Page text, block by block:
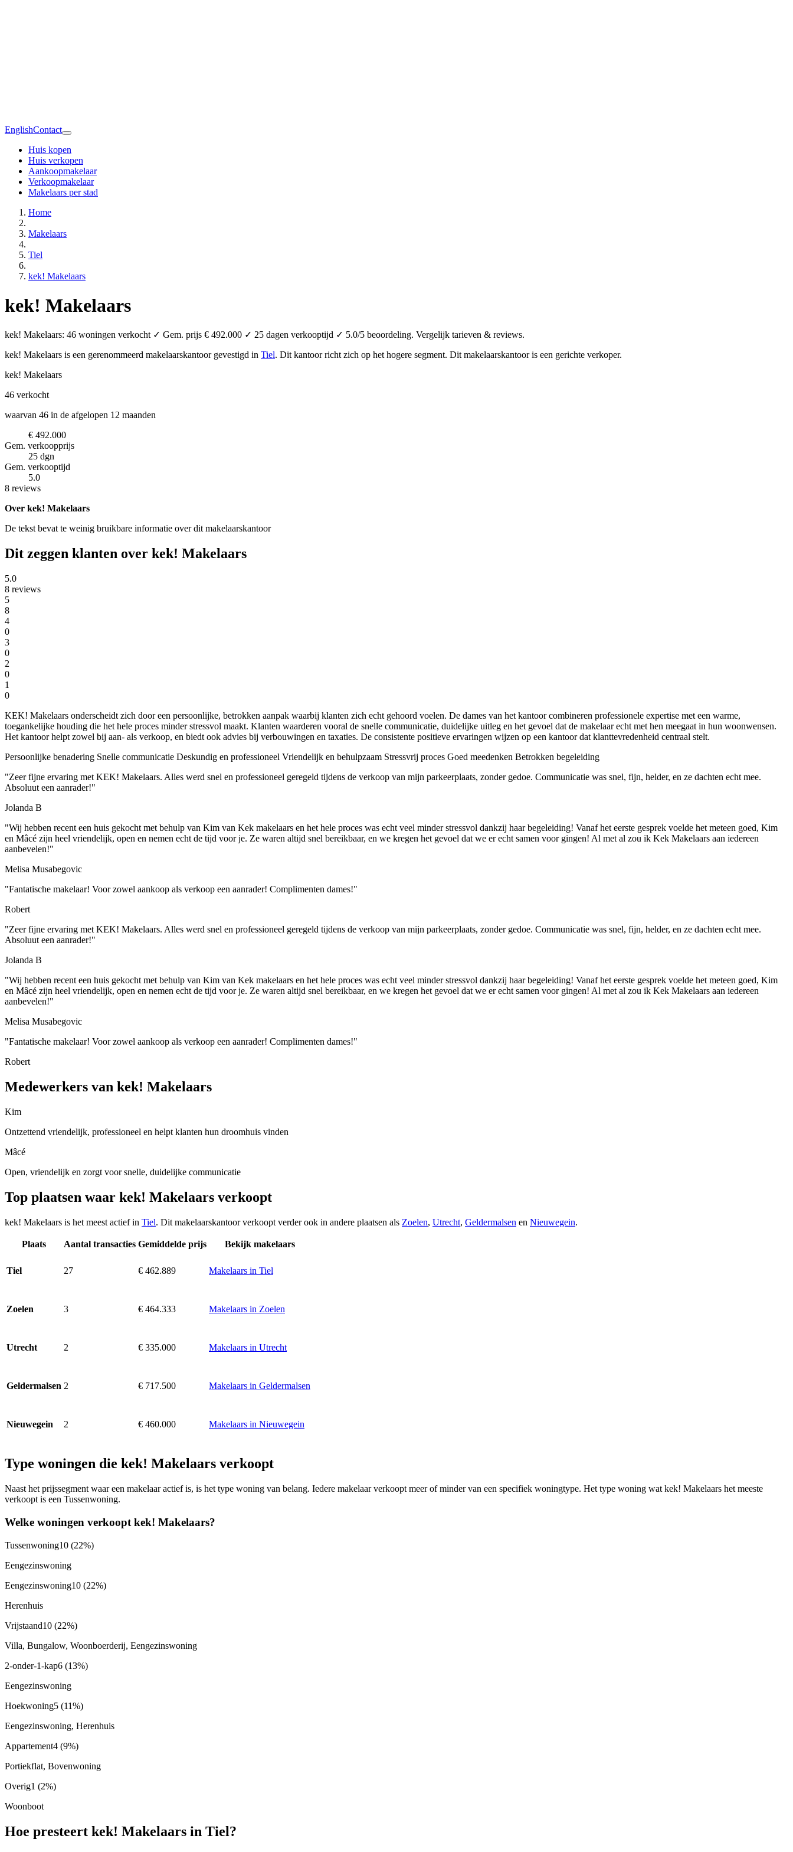
EnglishContact
Huis kopen
Huis verkopen
Aankoopmakelaar
Verkoopmakelaar
Makelaars per stad
Home
Makelaars
Tiel
kek! Makelaars
kek! Makelaars
kek! Makelaars: 46 woningen verkocht ✓ Gem. prijs € 492.000 ✓ 25 dagen verkooptijd ✓ 5.0/5 beoordeling. Vergelijk tarieven & reviews.
kek! Makelaars is een gerenommeerd makelaarskantoor gevestigd in Tiel. Dit kantoor richt zich op het hogere segment. Dit makelaarskantoor is een gerichte verkoper.
kek! Makelaars
46 verkocht
waarvan 46 in de afgelopen 12 maanden
€ 492.000
Gem. verkoopprijs
25 dgn
Gem. verkooptijd
5.0
8 reviews
Over kek! Makelaars
De tekst bevat te weinig bruikbare informatie over dit makelaarskantoor
Dit zeggen klanten over kek! Makelaars
5.0
8 reviews
5
8
4
0
3
0
2
0
1
0
KEK! Makelaars onderscheidt zich door een persoonlijke, betrokken aanpak waarbij klanten zich echt gehoord voelen. De dames van het kantoor combineren professionele expertise met een warme,
toegankelijke houding die het hele proces minder stressvol maakt. Klanten waarderen vooral de snelle communicatie, duidelijke uitleg en het gevoel dat de makelaar echt met hen meegaat in hun woonwensen.
Het kantoor helpt zowel bij aan- als verkoop, en biedt ook advies bij verbouwingen en taxaties. De consistente positieve ervaringen wijzen op een kantoor dat klanttevredenheid centraal stelt.
Persoonlijke benadering Snelle communicatie Deskundig en professioneel Vriendelijk en behulpzaam Stressvrij proces Goed meedenken Betrokken begeleiding
"Zeer fijne ervaring met KEK! Makelaars. Alles werd snel en professioneel geregeld tijdens de verkoop van mijn parkeerplaats, zonder gedoe. Communicatie was snel, fijn, helder, en ze dachten echt mee.
Absoluut een aanrader!"
Jolanda B
"Wij hebben recent een huis gekocht met behulp van Kim van Kek makelaars en het hele proces was echt veel minder stressvol dankzij haar begeleiding! Vanaf het eerste gesprek voelde het meteen goed, Kim
en Mâcé zijn heel vriendelijk, open en nemen echt de tijd voor je. Ze waren altijd snel bereikbaar, en we kregen het gevoel dat we er echt samen voor gingen! Al met al zou ik Kek Makelaars aan iedereen
aanbevelen!"
Melisa Musabegovic
"Fantatische makelaar! Voor zowel aankoop als verkoop een aanrader! Complimenten dames!"
Robert
"Zeer fijne ervaring met KEK! Makelaars. Alles werd snel en professioneel geregeld tijdens de verkoop van mijn parkeerplaats, zonder gedoe. Communicatie was snel, fijn, helder, en ze dachten echt mee.
Absoluut een aanrader!"
Jolanda B
"Wij hebben recent een huis gekocht met behulp van Kim van Kek makelaars en het hele proces was echt veel minder stressvol dankzij haar begeleiding! Vanaf het eerste gesprek voelde het meteen goed, Kim
en Mâcé zijn heel vriendelijk, open en nemen echt de tijd voor je. Ze waren altijd snel bereikbaar, en we kregen het gevoel dat we er echt samen voor gingen! Al met al zou ik Kek Makelaars aan iedereen
aanbevelen!"
Melisa Musabegovic
"Fantatische makelaar! Voor zowel aankoop als verkoop een aanrader! Complimenten dames!"
Robert
Medewerkers van kek! Makelaars
Kim
Ontzettend vriendelijk, professioneel en helpt klanten hun droomhuis vinden
Mâcé
Open, vriendelijk en zorgt voor snelle, duidelijke communicatie
Top plaatsen waar kek! Makelaars verkoopt
kek! Makelaars is het meest actief in Tiel. Dit makelaarskantoor verkoopt verder ook in andere plaatsen als Zoelen, Utrecht, Geldermalsen en Nieuwegein.
Plaats Aantal transacties Gemiddelde prijs Bekijk makelaars
Tiel 27 € 462.889 Makelaars in Tiel
Zoelen 3 € 464.333 Makelaars in Zoelen
Utrecht 2 € 335.000 Makelaars in Utrecht
Geldermalsen 2 € 717.500 Makelaars in Geldermalsen
Nieuwegein 2 € 460.000 Makelaars in Nieuwegein
Type woningen die kek! Makelaars verkoopt
Naast het prijssegment waar een makelaar actief is, is het type woning van belang. Iedere makelaar verkoopt meer of minder van een specifiek woningtype. Het type woning wat kek! Makelaars het meeste
verkoopt is een Tussenwoning.
Welke woningen verkoopt kek! Makelaars?
Tussenwoning10 (22%)
Eengezinswoning
Eengezinswoning10 (22%)
Herenhuis
Vrijstaand10 (22%)
Villa, Bungalow, Woonboerderij, Eengezinswoning
2-onder-1-kap6 (13%)
Eengezinswoning
Hoekwoning5 (11%)
Eengezinswoning, Herenhuis
Appartement4 (9%)
Portiekflat, Bovenwoning
Overig1 (2%)
Woonboot
Hoe presteert kek! Makelaars in Tiel?